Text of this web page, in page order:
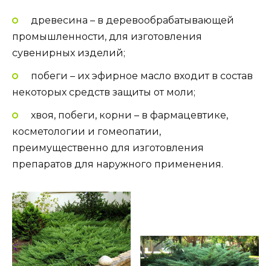
древесина – в деревообрабатывающей
промышленности, для изготовления
сувенирных изделий;
побеги – их эфирное масло входит в состав
некоторых средств защиты от моли;
хвоя, побеги, корни – в фармацевтике,
косметологии и гомеопатии,
преимущественно для изготовления
препаратов для наружного применения.